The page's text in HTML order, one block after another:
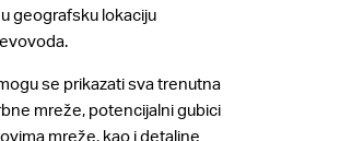
geografsku lokaciju
se prikazati sva trenutna
mreže, potencijalni gubici
mreže, kao i detaljne